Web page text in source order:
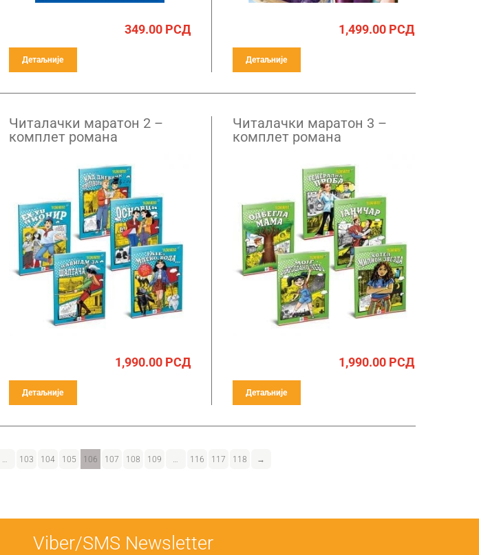
349.00РСД
Детаљније
1,499.00РСД
Детаљније
Читалачки маратон 2 –
комплет романа
1,990.00РСД
Детаљније
Читалачки маратон 3 –
комплет романа
1,990.00РСД
Детаљније
… 103 104 105 106 107 108 109 … 116 117 118 →
Viber/SMS Newsletter